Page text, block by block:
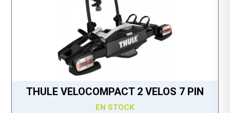
THULE VELOCOMPACT 2 VELOS 7 PIN
EN STOCK